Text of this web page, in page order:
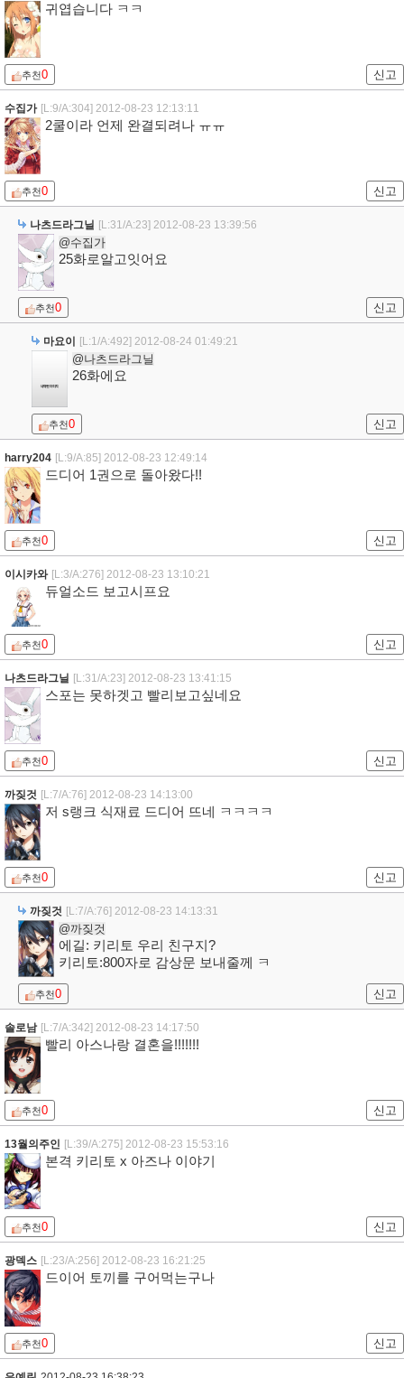
귀엽습니다 ㅋㅋ
추천0 신고
수집가 [L:9/A:304] 2012-08-23 12:13:11
2쿨이라 언제 완결되려나 ㅠㅠ
추천0 신고
나츠드라그닐 [L:31/A:23] 2012-08-23 13:39:56
@수집가
25화로알고잇어요
추천0 신고
마요이 [L:1/A:492] 2012-08-24 01:49:21
@나츠드라그닐
26화에요
추천0 신고
harry204 [L:9/A:85] 2012-08-23 12:49:14
드디어 1권으로 돌아왔다!!
추천0 신고
이시카와 [L:3/A:276] 2012-08-23 13:10:21
듀얼소드 보고시프요
추천0 신고
나츠드라그닐 [L:31/A:23] 2012-08-23 13:41:15
스포는 못하겟고 빨리보고싶네요
추천0 신고
까짖것 [L:7/A:76] 2012-08-23 14:13:00
저 s랭크 식재료 드디어 뜨네 ㅋㅋㅋㅋ
추천0 신고
까짖것 [L:7/A:76] 2012-08-23 14:13:31
@까짖것
에길: 키리토 우리 친구지?
키리토:800자로 감상문 보내줄께 ㅋ
추천0 신고
솔로남 [L:7/A:342] 2012-08-23 14:17:50
빨리 아스나랑 결혼을!!!!!!!
추천0 신고
13월의주인 [L:39/A:275] 2012-08-23 15:53:16
본격 키리토 x 아즈나 이야기
추천0 신고
광덱스 [L:23/A:256] 2012-08-23 16:21:25
드이어 토끼를 구어먹는구나
추천0 신고